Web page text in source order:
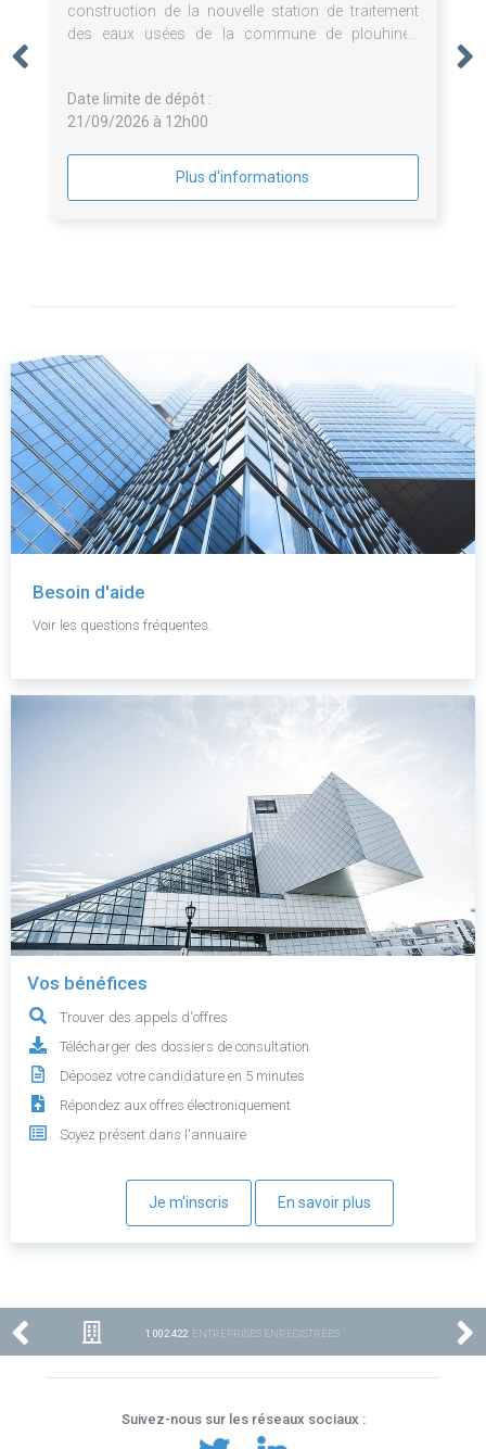
construction de la nouvelle station de traitement
des eaux usées de la commune de plouhinec
Date limite de dépôt :
21/09/2026 à 12h00
Plus d'informations
Besoin d'aide
Voir les questions fréquentes.
Vos bénéfices
Trouver des appels d'offres
Télécharger des dossiers de consultation
Déposez votre candidature en 5 minutes
Répondez aux offres électroniquement
Soyez présent dans l'annuaire
Je m'inscris En savoir plus
1 002 422 ENTREPRISES ENREGISTRÉES
Suivez-nous sur les réseaux sociaux :